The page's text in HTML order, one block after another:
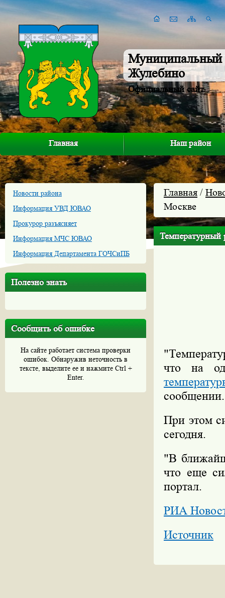
Муниципальный
Жулебино
Официальный сайт
Главная Наш район
Новости района
Информация УВД ЮВАО
Прокурор разъясняет
Информация МЧС ЮВАО
Информация Департамента ГОЧСиПБ
Полезно знать
Сообщить об ошибке
На сайте работает система проверки
ошибок. Обнаружив неточность в
тексте, выделите ее и нажмите Ctrl +
Enter.
Главная /
Москве
Температурный
что на
сообщении.
При этом
сегодня.
"В
что еще
портал.
РИА
Источник